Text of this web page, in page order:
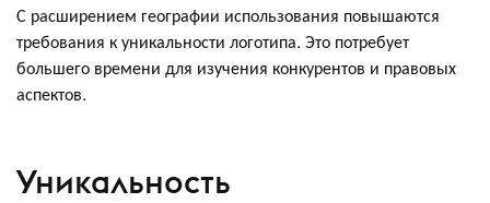
С расширением географии использования повышаются
требования к уникальности логотипа. Это потребует
большего времени для изучения конкурентов и правовых
аспектов.
Уникальность